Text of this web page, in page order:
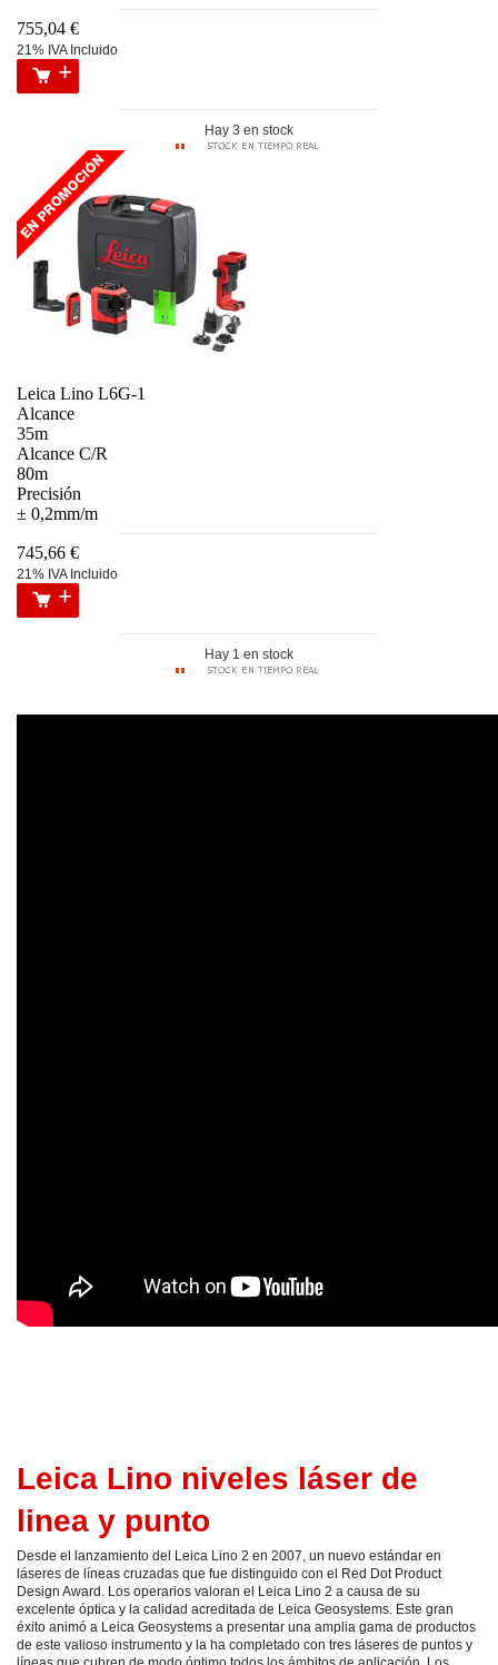
755,04 €
21% IVA Incluido
Hay 3 en stock
Leica Lino L6G-1
Alcance
35m
Alcance C/R
80m
Precisión
± 0,2mm/m
745,66 €
21% IVA Incluido
Hay 1 en stock
Leica Lino niveles láser de
linea y punto
Desde el lanzamiento del Leica Lino 2 en 2007, un nuevo estándar en
láseres de líneas cruzadas que fue distinguido con el Red Dot Product
Design Award. Los operarios valoran el Leica Lino 2 a causa de su
excelente óptica y la calidad acreditada de Leica Geosystems. Este gran
éxito animó a Leica Geosystems a presentar una amplia gama de productos
de este valioso instrumento y la ha completado con tres láseres de puntos y